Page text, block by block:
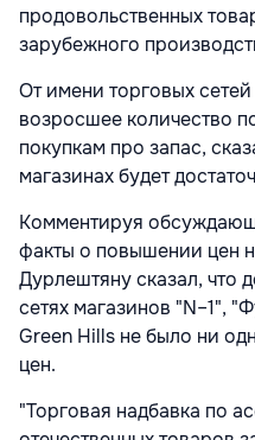
продовольственных
зарубежного
От имени торговых
возросшее количество
покупкам про запас,
магазинах будет
Комментируя
факты о повышении цен
Дурлештяну сказал, что
сетях магазинов "N–1",
Green Hills не было ни
цен.
"Торговая надбавка по